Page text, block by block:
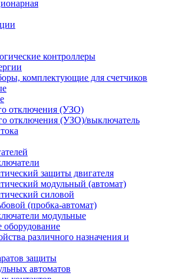
контроллеры
комплектующие для счетчиков
отключения (УЗО)
отключения (УЗО)/выключатель
защиты двигателя
модульный (автомат)
силовой
(пробка-автомат)
модульные
оборудование
различного назначения и
защиты
автоматов